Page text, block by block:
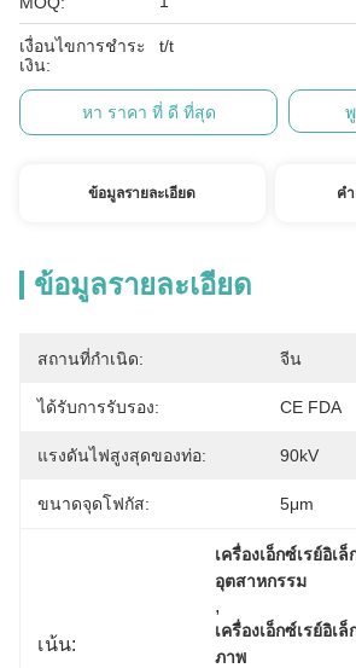
เงื่อนไขการชำระ
เงิน:
t/t
หา ราคา ที่ ดี ที่สุด
ข้อมูลรายละเอียด ค
ข้อมูลรายละเอียด
สถานที่กำเนิด: จีน
ได้รับการรับรอง: CE FDA
แรงดันไฟสูงสุดของท่อ: 90kV
ขนาดจุดโฟกัส: 5μm
เน้น:
เครื่องเอ็กซ์เรย์อิเ
อุตสาหกรรม
,
เครื่องเอ็กซ์เรย์อิเ
ภาพ